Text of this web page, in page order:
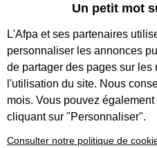
CODES
CONSEILLER
EN
Un petit mot
L'Afpa et ses partenaires
personnaliser les annonces
de partager des pages sur
l'utilisation du site. Nous
mois. Vous pouvez
cliquant sur "Personnaliser".
Consulter notre politique de